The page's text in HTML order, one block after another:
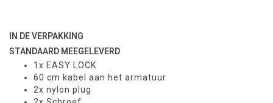
IN DE VERPAKKING
STANDAARD MEEGELEVERD
1x EASY LOCK
60 cm kabel aan het armatuur
2x nylon plug